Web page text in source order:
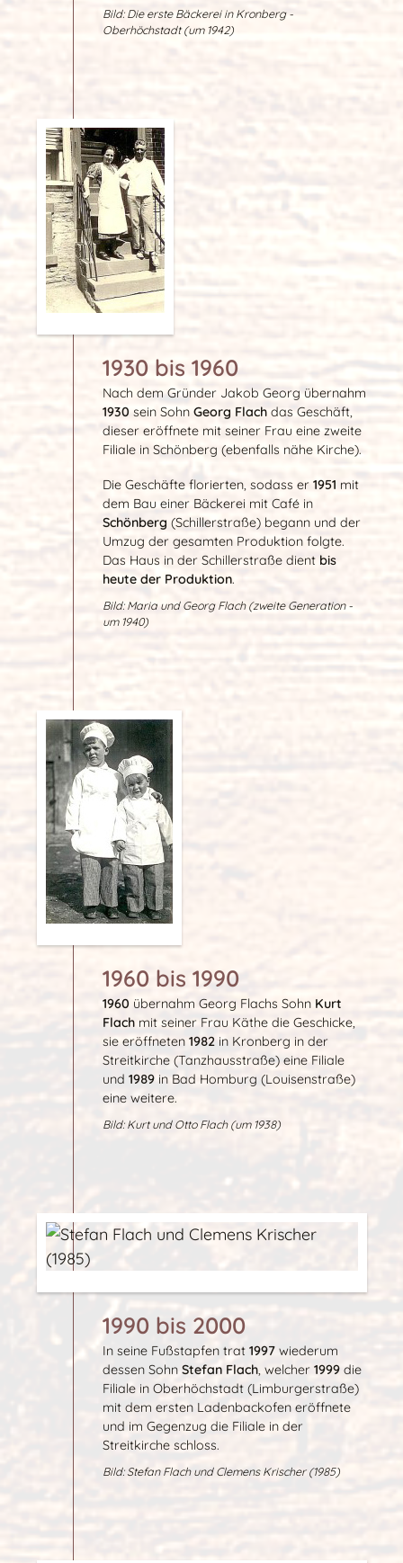
Bild: Die erste Bäckerei in Kronberg -
Oberhöchstadt (um 1942)
1930 bis 1960
Nach dem Gründer Jakob Georg übernahm
1930sein Sohn Georg Flachdas Geschäft,
dieser eröffnete mit seiner Frau eine zweite
Filiale in Schönberg (ebenfalls nähe Kirche).
Die Geschäfte florierten, sodass er 1951 mit
dem Bau einer Bäckerei mit Café in
Schönberg (Schillerstraße) begann und der
Umzug der gesamten Produktion folgte.
Das Haus in der Schillerstraße dient bis
heute der Produktion.
Bild: Maria und Georg Flach (zweite Generation -
um 1940)
1960 bis 1990
1960 übernahm Georg Flachs Sohn Kurt
Flachmit seiner Frau Käthe die Geschicke,
sie eröffneten 1982in Kronberg in der
Streitkirche (Tanzhausstraße) eine Filiale
und 1989in Bad Homburg (Louisenstraße)
eine weitere.
Bild: Kurt und Otto Flach (um 1938)
1990 bis 2000
In seine Fußstapfen trat 1997wiederum
dessen Sohn Stefan Flach, welcher 1999die
Filiale in Oberhöchstadt (Limburgerstraße)
mit dem ersten Ladenbackofen eröffnete
und im Gegenzug die Filiale in der
Streitkirche schloss.
Bild: Stefan Flach und Clemens Krischer (1985)